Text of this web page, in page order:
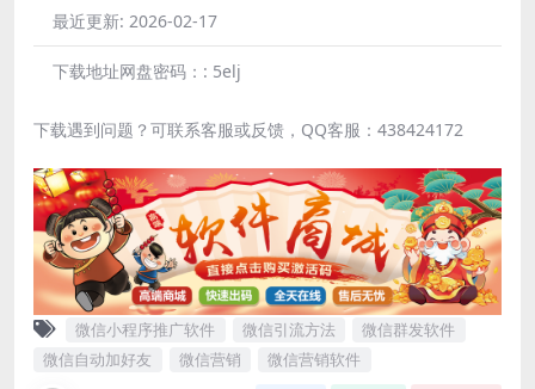
最近更新: 2026-02-17
下载地址网盘密码：: 5elj
下载遇到问题？可联系客服或反馈，QQ客服：438424172
微信小程序推广软件 微信引流方法
微信群发软件
微信自动加好友
微信营销 微信营销软件